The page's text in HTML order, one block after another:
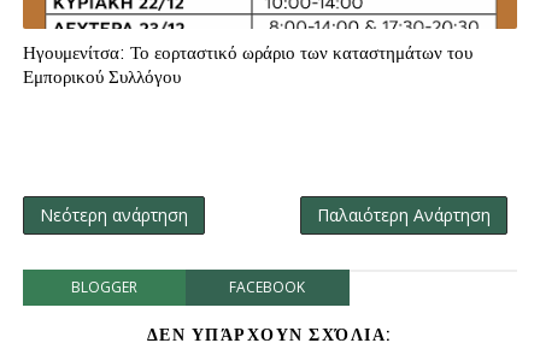
Ηγουμενίτσα: Το εορταστικό ωράριο των καταστημάτων του
Εμπορικού Συλλόγου
Νεότερη ανάρτηση Παλαιότερη Ανάρτηση
BLOGGER FACEBOOK
ΔΕΝ ΥΠΆΡΧΟΥΝ ΣΧΌΛΙΑ: